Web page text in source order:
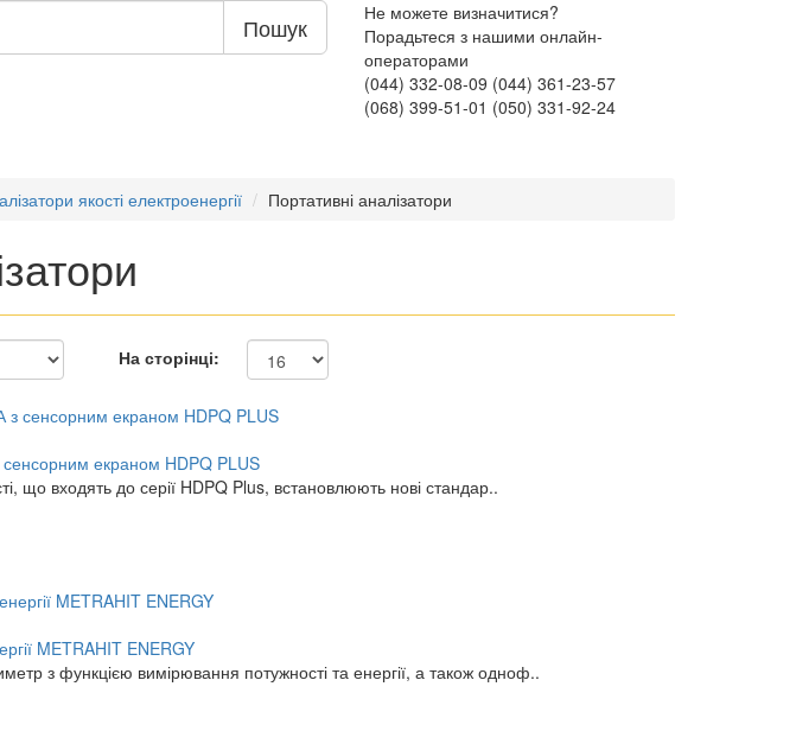
Пошук
Не можете визначитися?
Порадьтеся з нашими онлайн-
операторами
(044) 332-08-09 (044) 361-23-57
(068) 399-51-01 (050) 331-92-24
якості електроенергії Портативні аналізатори
На сторінці:
сенсорним екраном HDPQ PLUS
що входять до серії HDPQ Plus, встановлюють нові стандар..
METRAHIT ENERGY
з функцією вимірювання потужності та енергії, а також одноф..